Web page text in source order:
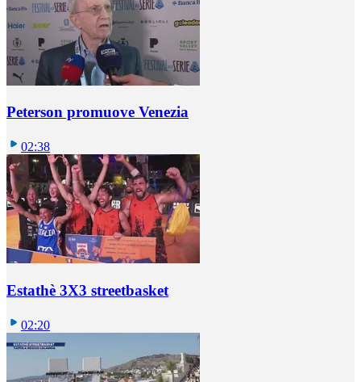
Peterson promuove Venezia
02:38
Estathè 3X3 streetbasket
02:20